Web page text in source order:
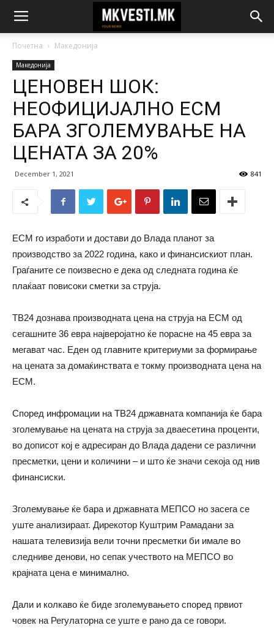
Почетна Македонија
Македонија
ЦЕНОВЕН ШОК:
НЕОФИЦИЈАЛНО ЕСМ
БАРА ЗГОЛЕМУВАЊЕ НА
ЦЕНАТА ЗА 20%
December 1, 2021 841
ЕСМ го изработи и достави до Влада планот за
производство за 2022 година, како и финансискиот план.
Граѓаните се поизвесно е дека од следната година ќе
плаќаат повисоки сметки за струја.
ТВ24 дознава производната цена на струја на ЕСМ од
сегашните 36 евра најверојатно ќе порасне на 45 евра за
мегават час. Еден од главните критериуми за формирање
на цената за домаќинствата е токму производната цена на
ЕСМ.
Според инфромации на ТВ24 државната компанија ќе бара
зголемување на цената на струја за дваесетина проценти,
во дописот кој е адресиран до Влада дадени се различни
пресметки, цени и количини – и што ќе значи секоја од нив
финансиски.
Зголемување ќе бара и државната МЕПСО но засега се
уште анализираат. Дирекотор Куштрим Рамадани за
нашата телевизија вели точни пресметки би имале во
следниве денови, но сепак учеството на МЕПСО во
крајната цена е минимално.
Дали и колкаво ќе биде зголемувањето според првиот
човек на Регулаторна се уште е рано да се говори.